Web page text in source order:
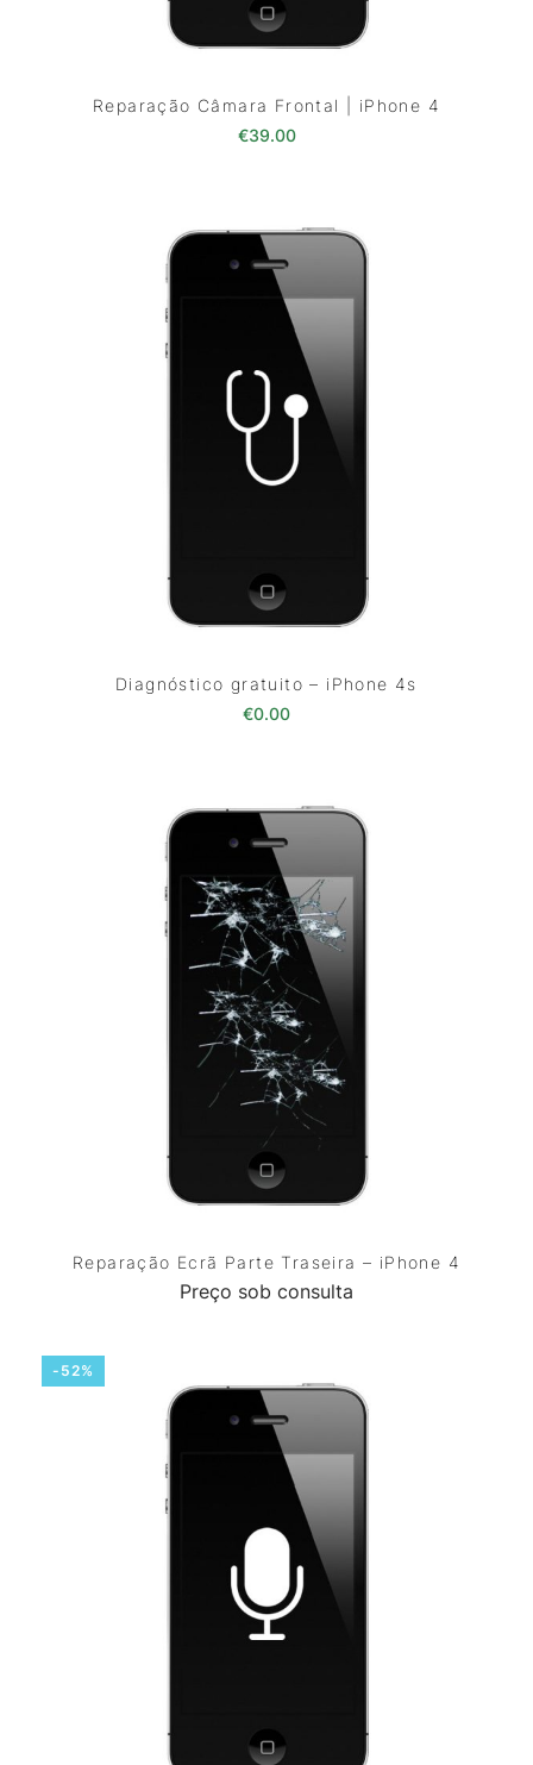
Reparação Câmara Frontal | iPhone 4
€39.00
Diagnóstico gratuito – iPhone 4s
€0.00
Reparação Ecrã Parte Traseira – iPhone 4
Preço sob consulta
-52%